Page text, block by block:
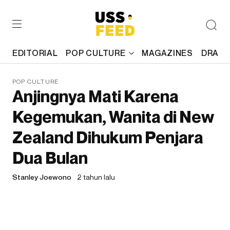
EDITORIAL POP CULTURE MAGAZINES
POP CULTURE
Anjingnya Mati Karena
Kegemukan, Wanita di New
Zealand Dihukum Penjara
Dua Bulan
Stanley Joewono 2 tahun lalu